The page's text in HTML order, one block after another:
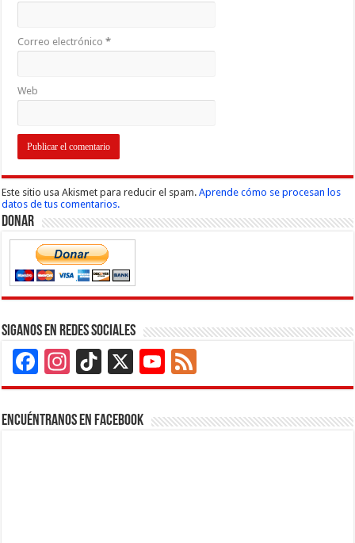
Correo electrónico*
Web
Este sitio usa Akismet para reducir el spam.Aprende cómo se procesan los
datos de tus comentarios.
Donar
Siganos en Redes Sociales
Facebook
Instagram
TikTok
X
YouTube
Channel
Encuéntranos en Facebook